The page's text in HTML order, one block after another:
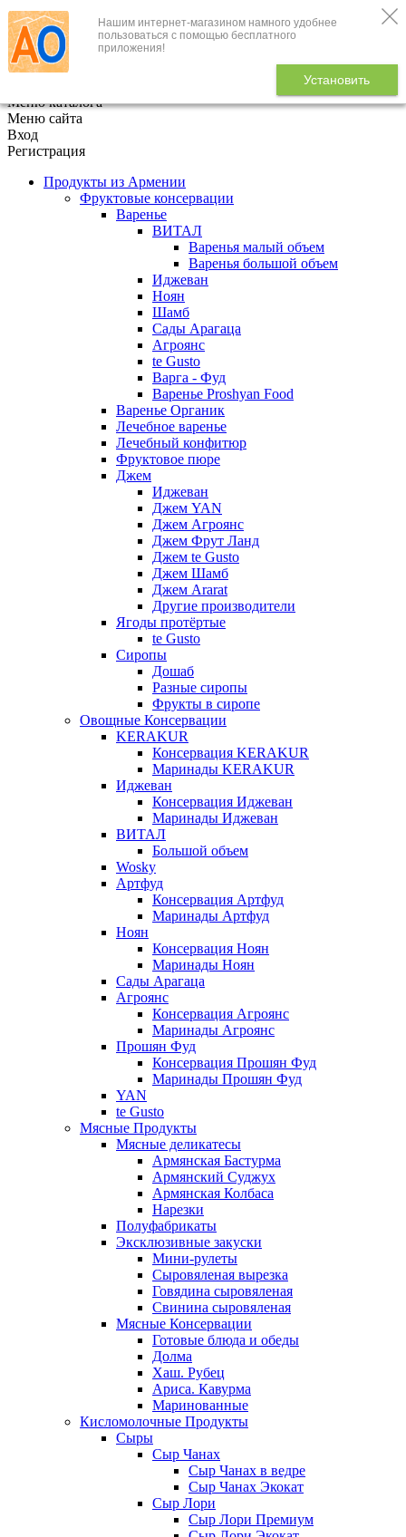
Нашим интернет-магазином намного удобнее
пользоваться с помощью бесплатного
приложения!
Установить
+7 (495) 646-888-1
В корзине
Меню каталога
Меню сайта
Вход
Регистрация
Продукты из Армении
Фруктовые консервации
Варенье
ВИТАЛ
Варенья малый объем
Варенья большой объем
Иджеван
Ноян
Шамб
Сады Арагаца
Агроянс
te Gusto
Варга - Фуд
Варенье Proshyan Food
Варенье Органик
Лечебное варенье
Лечебный конфитюр
Фруктовое пюре
Джем
Иджеван
Джем YAN
Джем Агроянс
Джем Фрут Ланд
Джем te Gusto
Джем Шамб
Джем Ararat
Другие производители
Ягоды протёртые
te Gusto
Сиропы
Дошаб
Разные сиропы
Фрукты в сиропе
Овощные Консервации
KERAKUR
Консервация KERAKUR
Маринады KERAKUR
Иджеван
Консервация Иджеван
Маринады Иджеван
ВИТАЛ
Большой объем
Wosky
Артфуд
Консервация Артфуд
Маринады Артфуд
Ноян
Консервация Ноян
Маринады Ноян
Сады Арагаца
Агроянс
Консервация Агроянс
Маринады Агроянс
Прошян Фуд
Консервация Прошян Фуд
Маринады Прошян Фуд
YAN
te Gusto
Мясные Продукты
Мясные деликатесы
Армянская Бастурма
Армянский Суджух
Армянская Колбаса
Нарезки
Полуфабрикаты
Эксклюзивные закуски
Мини-рулеты
Сыровяленая вырезка
Говядина сыровяленая
Свинина сыровяленая
Мясные Консервации
Готовые блюда и обеды
Долма
Хаш. Рубец
Ариса. Кавурма
Маринованные
Кисломолочные Продукты
Сыры
Сыр Чанах
Сыр Чанах в ведре
Сыр Чанах Экокат
Сыр Лори
Сыр Лори Премиум